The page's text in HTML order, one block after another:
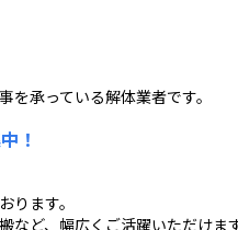
承っている解体業者です。
！
ります。
ど、幅広くご活躍いただけます